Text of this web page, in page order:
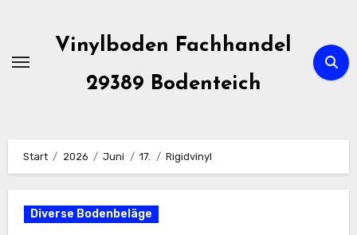
springen
Vinylboden Fachhandel
29389 Bodenteich
Start 2026 Juni 17. Rigidvinyl
Diverse Bodenbeläge